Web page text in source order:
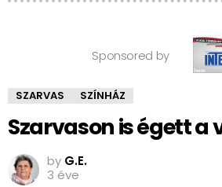
Sponsored by
SZARVAS SZÍNHÁZ
Szarvason is égett a
by G.E.
3 éve